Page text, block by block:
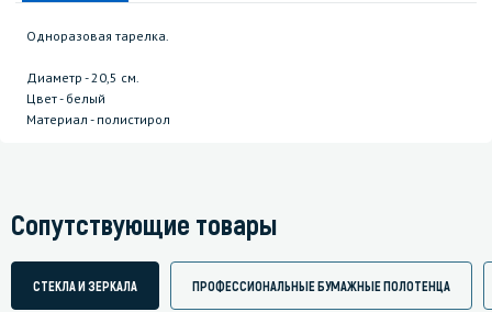
Одноразовая тарелка.
Диаметр - 20,5 см.
Цвет - белый
Материал - полистирол
Сопутствующие товары
СТЕКЛА И ЗЕРКАЛА ПРОФЕССИОНАЛЬНЫЕ БУМАЖНЫЕ ПОЛОТЕНЦА